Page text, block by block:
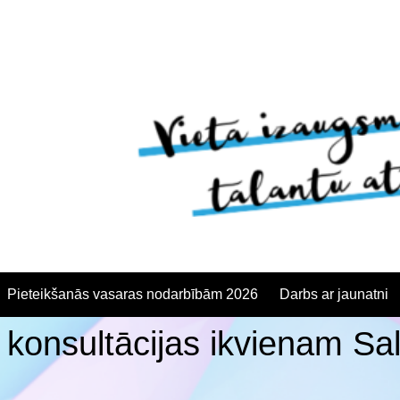
Pieteikšanās vasaras nodarbībām 2026 Darbs ar jaunatni
ikvienam